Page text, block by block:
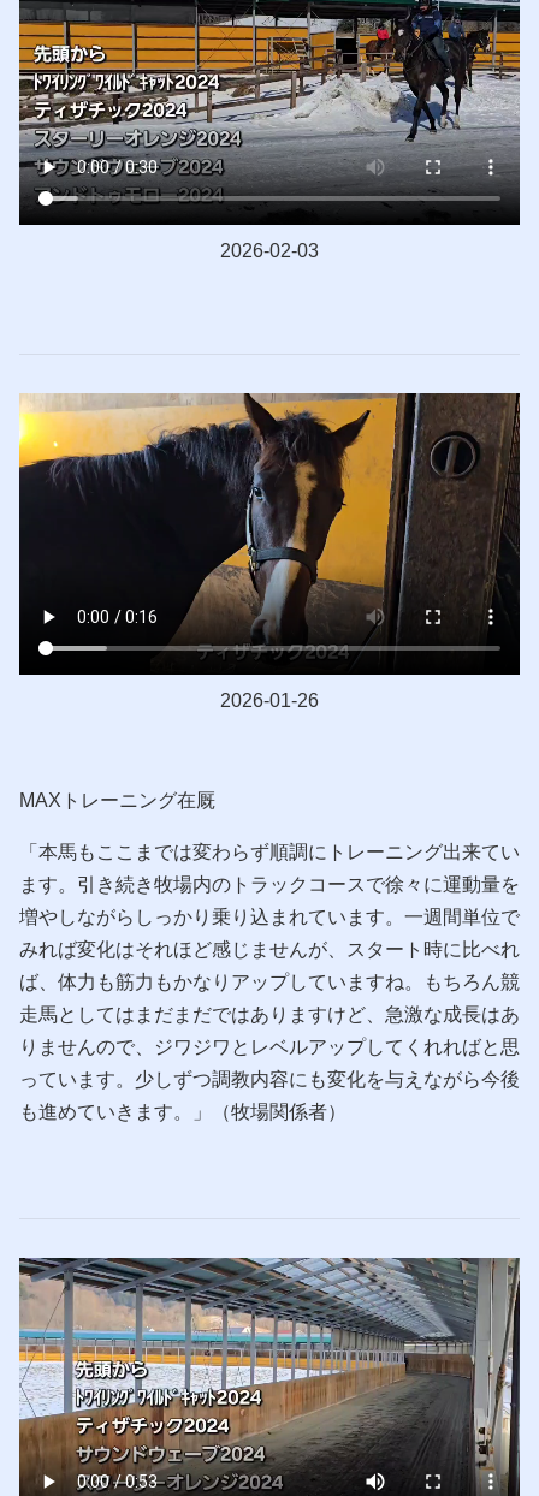
2026-02-03
2026-01-26
MAXトレーニング在厩
「本馬もここまでは変わらず順調にトレーニング出来てい
ます。引き続き牧場内のトラックコースで徐々に運動量を
増やしながらしっかり乗り込まれています。一週間単位で
みれば変化はそれほど感じませんが、スタート時に比べれ
ば、体力も筋力もかなりアップしていますね。もちろん競
走馬としてはまだまだではありますけど、急激な成長はあ
りませんので、ジワジワとレベルアップしてくれればと思
っています。少しずつ調教内容にも変化を与えながら今後
も進めていきます。」（牧場関係者）